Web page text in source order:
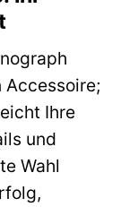
Accessoire;
Ihre
und
Wahl